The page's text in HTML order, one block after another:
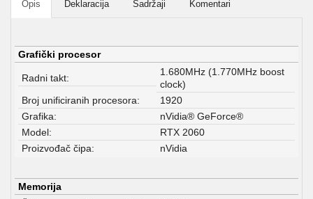
Opis Deklaracija Sadržaji Komentari
Grafički procesor
Radni takt:
1.680MHz (1.770MHz boost
clock)
Broj unificiranih procesora:
1920
Grafika:
nVidia® GeForce®
Model:
RTX 2060
Proizvođač čipa:
nVidia
Memorija